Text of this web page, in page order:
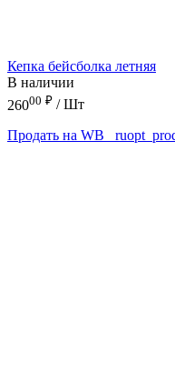
Кепка бейсболка летняя
В наличии
26000 ₽ / Шт
Продать на WB